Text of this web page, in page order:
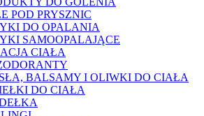
POD PRYSZNIC
DO OPALANIA
SAMOOPALAJĄCE
CIAŁA
BALSAMY I OLIWKI DO CIAŁA
DO CIAŁA